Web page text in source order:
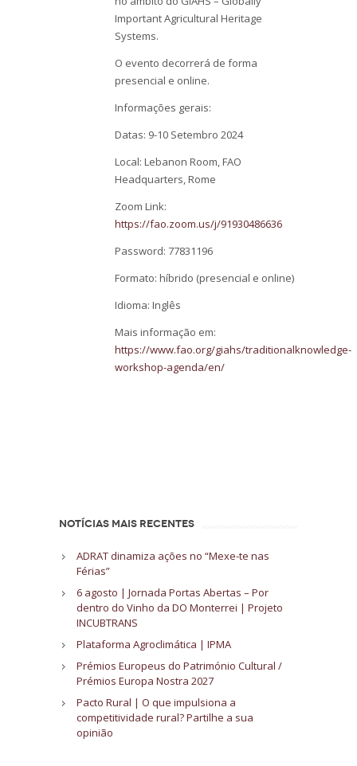
Important Agricultural Heritage
Systems.
O evento decorrerá de forma
presencial e online.
Informações gerais:
Datas: 9-10 Setembro 2024
Local: Lebanon Room, FAO
Headquarters, Rome
Zoom Link:
https://fao.zoom.us/j/91930486636
Password: 77831196
Formato: híbrido (presencial e online)
Idioma: Inglês
Mais informação em:
https://www.fao.org/giahs/traditionalknowledge-
workshop-agenda/en/
NOTÍCIAS MAIS RECENTES
ADRAT dinamiza ações no “Mexe-te nas
Férias”
6 agosto | Jornada Portas Abertas – Por
dentro do Vinho da DO Monterrei | Projeto
INCUBTRANS
Plataforma Agroclimática | IPMA
Prémios Europeus do Património Cultural /
Prémios Europa Nostra 2027
Pacto Rural | O que impulsiona a
competitividade rural? Partilhe a sua
opinião